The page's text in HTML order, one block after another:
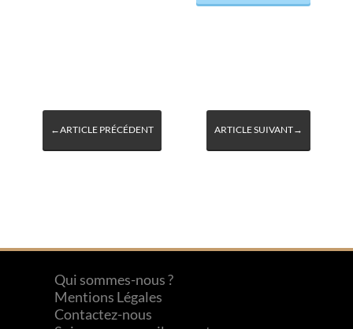
←ARTICLE PRÉCÉDENT ARTICLE SUIVANT→
Qui sommes-nous ?
Mentions Légales
Contactez-nous